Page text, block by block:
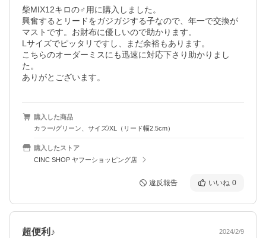
柴MIX12キロの♂用に購入しました。
興奮するとリードをガジガジする子なので、年一で交換が
マストです。お財布に優しいので助かります。
Lサイズでピッタリですし、まだ余裕もあります。
こちらのオーダーミスにも迅速に対応下さり助かりまし
た。
ありがとございます。
購入した商品
カラー/グリーン、サイズ/XL（リード幅2.5cm）
購入したストア
CINC SHOP ヤフーショッピング店
違反報告 いいね 0
超便利♪ 2024/2/9